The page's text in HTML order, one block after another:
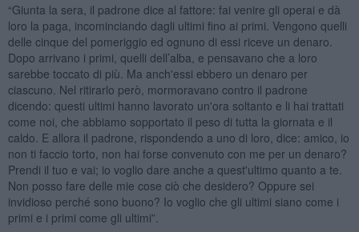
“Giunta la sera, il padrone dice al fattore: fai venire gli operai e dà
loro la paga, incominciando dagli ultimi fino ai primi. Vengono quelli
delle cinque del pomeriggio ed ognuno di essi riceve un denaro.
Dopo arrivano i primi, quelli dell’alba, e pensavano che a loro
sarebbe toccato di più. Ma anch'essi ebbero un denaro per
ciascuno. Nel ritirarlo però, mormoravano contro il padrone
dicendo: questi ultimi hanno lavorato un'ora soltanto e li hai trattati
come noi, che abbiamo sopportato il peso di tutta la giornata e il
caldo. E allora il padrone, rispondendo a uno di loro, dice: amico, io
non ti faccio torto, non hai forse convenuto con me per un denaro?
Prendi il tuo e vai; io voglio dare anche a quest'ultimo quanto a te.
Non posso fare delle mie cose ciò che desidero? Oppure sei
invidioso perché sono buono? Io voglio che gli ultimi siano come i
primi e i primi come gli ultimi”.